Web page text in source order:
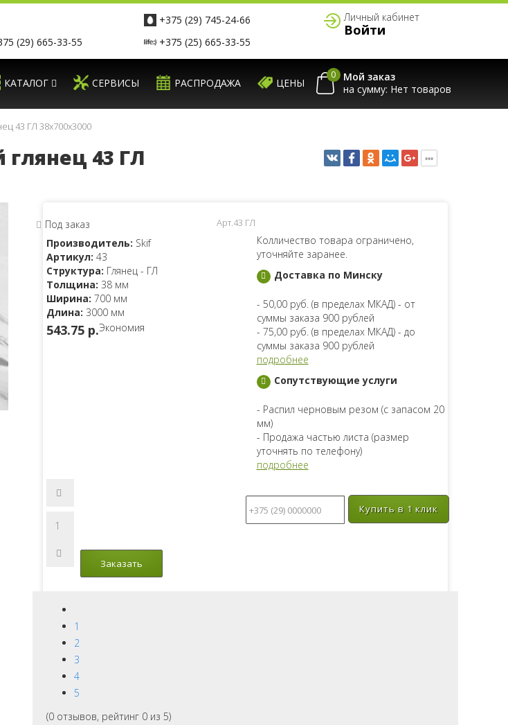
(29) 665-33-55
+375 (29) 745-24-66
+375 (25) 665-33-55
Личный кабинет
Войти
КАТАЛОГ СЕРВИСЫ РАСПРОДАЖА ЦЕНЫ
0
Мой заказ
на сумму:
43 ГЛ 38x700x3000
43 ГЛ
Под заказ Арт.43 ГЛ
Производитель: Skif
Артикул: 43
Структура: Глянец - ГЛ
Толщина: 38 мм
Ширина: 700 мм
Длина: 3000 мм
543.75 p.Экономия
Колличество товара ограничено,
уточняйте заранее.
Доставка по Минску
- 50,00 руб. (в пределах МКАД) - от
суммы заказа 900 рублей
- 75,00 руб. (в пределах МКАД) - до
суммы заказа 900 рублей
подробнее
Сопутствующие услуги
- Распил черновым резом (с запасом 20
мм)
- Продажа частью листа (размер
уточнять по телефону)
подробнее
Купить в 1 клик
1
2
3
4
5
(0 отзывов, рейтинг 0 из 5)